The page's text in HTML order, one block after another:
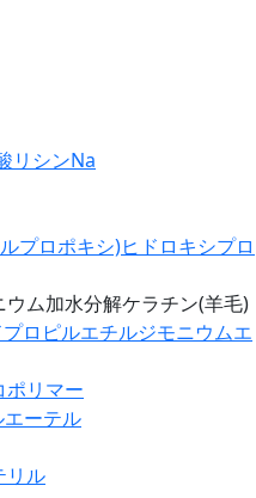
リシンNa
プロポキシ)ヒドロキシプロ
ム加水分解ケラチン(羊毛)
ロピルエチルジモニウムエ
ポリマー
エーテル
リル